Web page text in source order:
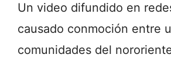
Un video difundido en
causado conmoción entre
comunidades del